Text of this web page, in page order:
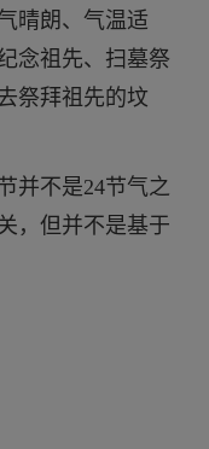
晴朗、气温适
念祖先、扫墓祭
祭拜祖先的坟
并不是24节气之
，但并不是基于